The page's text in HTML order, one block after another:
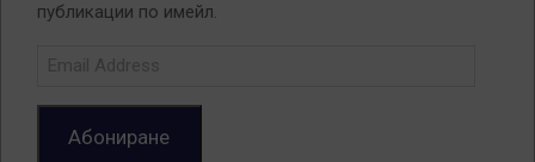
публикации по имейл.
Абониране